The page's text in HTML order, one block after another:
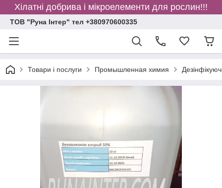
Хілатні добрива і мікроелементи для рослин!!!
ТОВ "Руна Інтер" тел +380970600335
Товари і послуги Промышленная химия